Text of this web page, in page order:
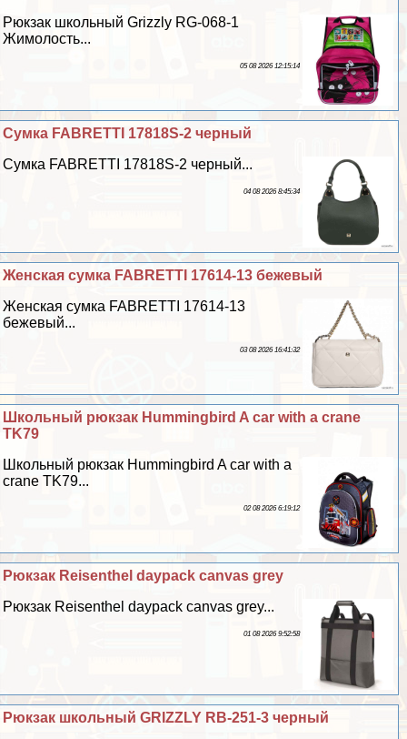
Рюкзак школьный Grizzly RG-068-1
Жимолость...
05 08 2026 12:15:14
Сумка FABRETTI 17818S-2 черный
Сумка FABRETTI 17818S-2 черный...
04 08 2026 8:45:34
Женская сумка FABRETTI 17614-13 бежевый
Женская сумка FABRETTI 17614-13
бежевый...
03 08 2026 16:41:32
Школьный рюкзак Hummingbird A car with a crane
TK79
Школьный рюкзак Hummingbird A car with a
crane TK79...
02 08 2026 6:19:12
Рюкзак Reisenthel daypack canvas grey
Рюкзак Reisenthel daypack canvas grey...
01 08 2026 9:52:58
Рюкзак школьный GRIZZLY RB-251-3 черный